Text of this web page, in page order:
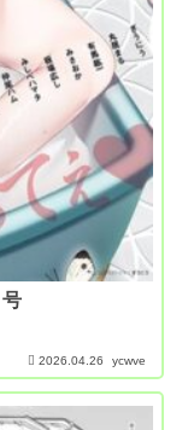
2026.04.26 ycwve